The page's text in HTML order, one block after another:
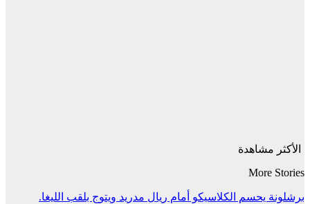
الأكثر مشاهدة
More Stories
برشلونة يحسم الكلاسيكو أمام ريال مدريد ويتوج بلقب الليغا.